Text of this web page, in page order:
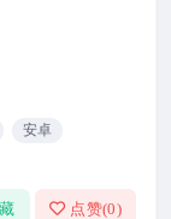
安卓
点赞(0)